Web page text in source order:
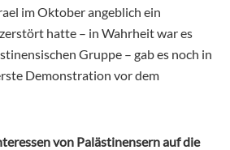
im Oktober angeblich ein
hatte – in Wahrheit war es
Gruppe – gab es noch in
Demonstration vor dem
von Palästinensern auf die